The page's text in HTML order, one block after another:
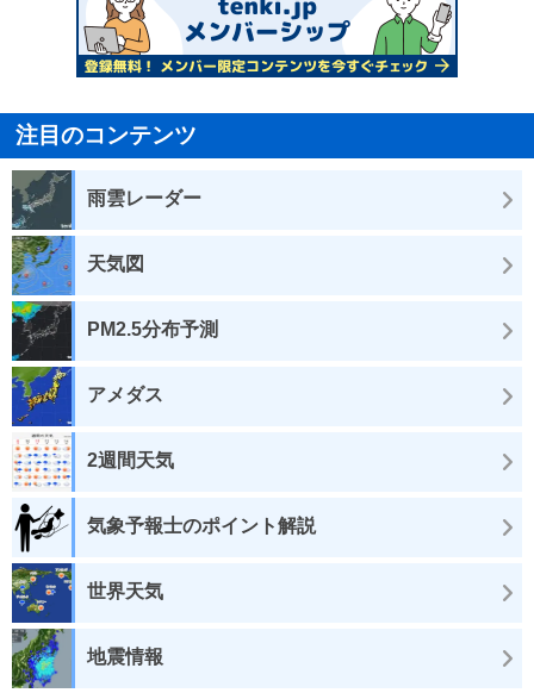
注目のコンテンツ
雨雲レーダー
天気図
PM2.5分布予測
アメダス
2週間天気
気象予報士のポイント解説
世界天気
地震情報